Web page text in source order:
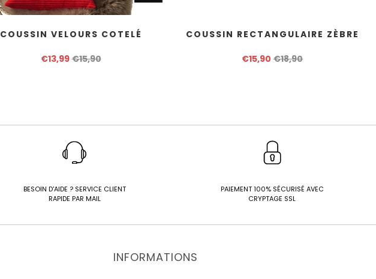
COUSSIN VELOURS COTELÉ
€13,99 €15,90
COUSSIN RECTANGULAIRE ZÈBRE
€15,90 €18,90
BESOIN D'AIDE ? SERVICE CLIENT
RAPIDE PAR MAIL
PAIEMENT 100% SÉCURISÉ AVEC
CRYPTAGE SSL
INFORMATIONS